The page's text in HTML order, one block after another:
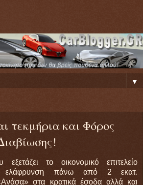
▼
τεκμήρια και Φόρος
το οικονομικό επιτελείο
ελάφρυνση πάνω από 2 εκατ.
στα κρατικά έσοδα αλλά και